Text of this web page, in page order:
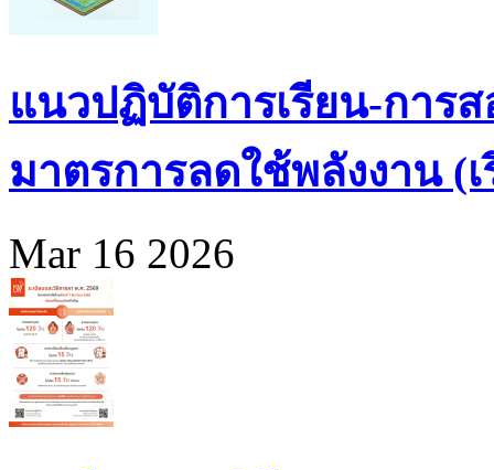
แนวปฏิบัติการเรียน-การ
มาตรการลดใช้พลังงาน (เ
Mar 16 2026